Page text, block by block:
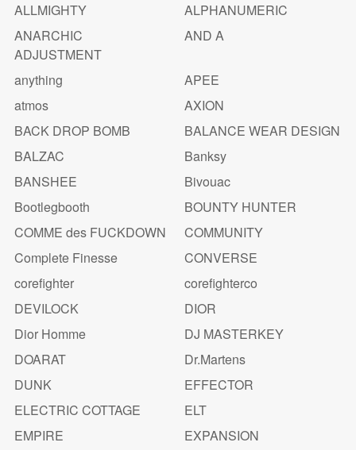
ALLMIGHTY
ALPHANUMERIC
ANARCHIC
ADJUSTMENT
AND A
anything
APEE
atmos
AXION
BACK DROP BOMB
BALANCE WEAR DESIGN
BALZAC
Banksy
BANSHEE
Bivouac
Bootlegbooth
BOUNTY HUNTER
COMME des FUCKDOWN
COMMUNITY
Complete Finesse
CONVERSE
corefighter
corefighterco
DEVILOCK
DIOR
Dior Homme
DJ MASTERKEY
DOARAT
Dr.Martens
DUNK
EFFECTOR
ELECTRIC COTTAGE
ELT
EMPIRE
EXPANSION